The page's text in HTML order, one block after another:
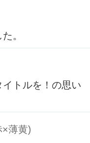
。
トルを！の思い
×薄黄)